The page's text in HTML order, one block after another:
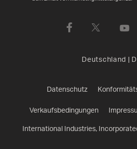
Deutschland
Datenschutz
Verkaufsbedingungen
International Industries,